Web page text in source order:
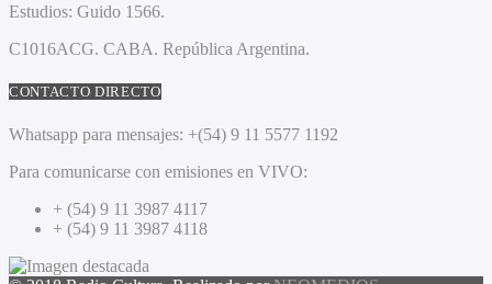
Estudios: Guido 1566.
C1016ACG. CABA. República Argentina.
CONTACTO DIRECTO
Whatsapp para mensajes: +(54) 9 11 5577 1192
Para comunicarse con emisiones en VIVO:
+ (54) 9 11 3987 4117
+ (54) 9 11 3987 4118